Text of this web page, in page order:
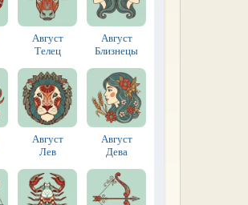
Август
Телец
Август
Близнецы
Август
Лев
Август
Дева